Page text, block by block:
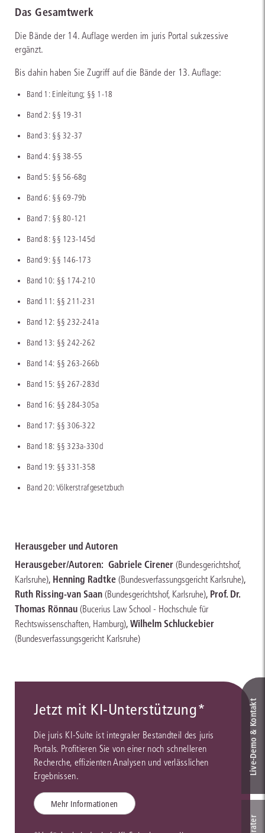
Das Gesamtwerk
Die Bände der 14. Auflage werden im juris Portal sukzessive
ergänzt.
Bis dahin haben Sie Zugriff auf die Bände der 13. Auflage:
Band 1: Einleitung; §§ 1-18
Band 2: §§ 19-31
Band 3: §§ 32-37
Band 4: §§ 38-55
Band 5: §§ 56-68g
Band 6: §§ 69-79b
Band 7: §§ 80-121
Band 8: §§ 123-145d
Band 9: §§ 146-173
Band 10: §§ 174-210
Band 11: §§ 211-231
Band 12: §§ 232-241a
Band 13: §§ 242-262
Band 14: §§ 263-266b
Band 15: §§ 267-283d
Band 16: §§ 284-305a
Band 17: §§ 306-322
Band 18: §§ 323a-330d
Band 19: §§ 331-358
Band 20: Völkerstrafgesetzbuch
Herausgeber und Autoren
Herausgeber/Autoren: Gabriele Cirener (Bundesgerichtshof,
Karlsruhe), Henning Radtke (Bundesverfassungsgericht Karlsruhe),
Ruth Rissing-van Saan (Bundesgerichtshof, Karlsruhe), Prof. Dr.
Thomas Rönnau (Bucerius Law School - Hochschule für
Rechtswissenschaften, Hamburg), Wilhelm Schluckebier
(Bundesverfassungsgericht Karlsruhe)
Jetzt mit KI-Unterstützung*
Die juris KI-Suite ist integraler Bestandteil des juris
Portals. Profitieren Sie von einer noch schnelleren
Recherche, effizienten Analysen und verlässlichen
Ergebnissen.
Mehr Informationen
Live‑Demo & Kontakt